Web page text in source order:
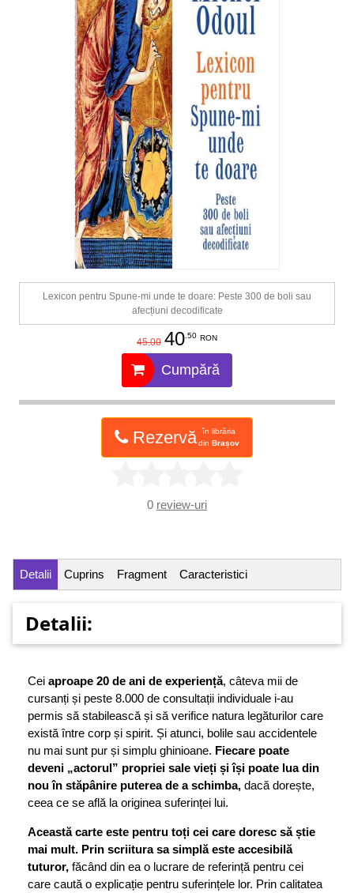
Lexicon pentru Spune-mi unde te doare: Peste 300 de boli sau
afecțiuni decodificate
45.00 40.50 RON
Cumpără
Rezervă
în librăria
din Brașov
0 review-uri
Detalii Cuprins Fragment Caracteristici
Detalii:
Cei aproape 20 de ani de experiență, câteva mii de
cursanți și peste 8.000 de consultații individuale i-au
permis să stabilească și să verifice natura legăturilor care
există între corp și spirit. Și atunci, bolile sau accidentele
nu mai sunt pur și simplu ghinioane. Fiecare poate
deveni „actorul” propriei sale vieți și își poate lua din
nou în stăpânire puterea de a schimba, dacă dorește,
ceea ce se află la originea suferinței lui.
Această carte este pentru toți cei care doresc să știe
mai mult. Prin scriitura sa simplă este accesibilă
tuturor, făcând din ea o lucrare de referință pentru cei
care caută o explicație pentru suferințele lor. Prin calitatea